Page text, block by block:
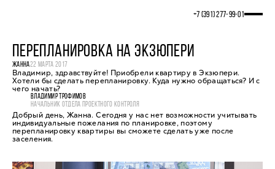
+7 (391) 277‒99‒01
ПЕРЕПЛАНИРОВКА НА ЭКЗЮПЕРИ
ЖАННА22 МАРТА 2017
Владимир, здравствуйте! Приобрели квартиру в Экзюпери.
Хотели бы сделать перепланировку. Куда нужно обращаться? И с
чего начать?
ВЛАДИМИР ТРОФИМОВ
НАЧАЛЬНИК ОТДЕЛА ПРОЕКТНОГО КОНТРОЛЯ
Добрый день, Жанна. Сегодня у нас нет возможности учитывать
индивидуальные пожелания по планировке, поэтому
перепланировку квартиры вы сможете сделать уже после
заселения.